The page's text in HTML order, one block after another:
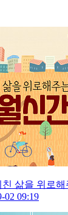
삶을 위로
02 09:19